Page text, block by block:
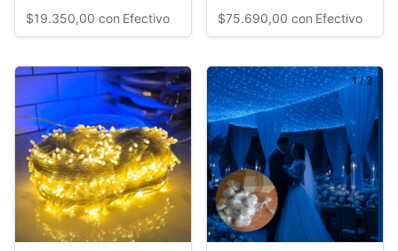
$19.350,00 con Efectivo $75.690,00 con Efectivo
1/2